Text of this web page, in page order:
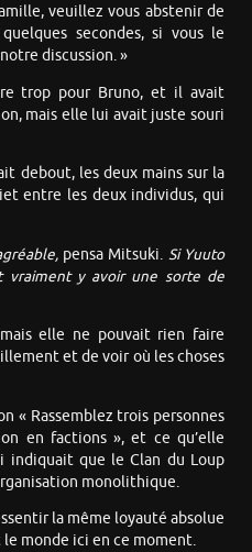
veuillez vous abstenir de
secondes, si vous le
discussion. »
trop pour Bruno, et il avait
mais elle lui avait juste souri
debout, les deux mains sur la
entre les deux individus, qui
pensa Mitsuki. Si Yuuto
vraiment y avoir une sorte de
elle ne pouvait rien faire
et de voir où les choses
« Rassemblez trois personnes
en factions », et ce qu’elle
indiquait que le Clan du Loup
monolithique.
la même loyauté absolue
monde ici en ce moment.